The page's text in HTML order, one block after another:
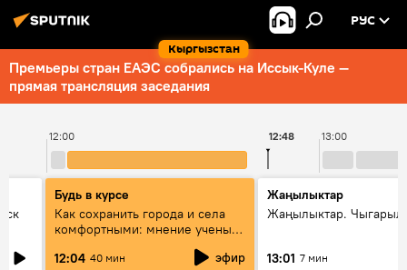
Кыргызстан
РУС
Премьеры стран ЕАЭС собрались на Иссык-Куле —
прямая трансляция заседания
12:00 13:00
12:48
Будь в курсе
Как сохранить города и села
комфортными: мнение ученых
12:04 40 мин эфир
Жаңылыктар
Жаңылыктар.
13:01 7 мин